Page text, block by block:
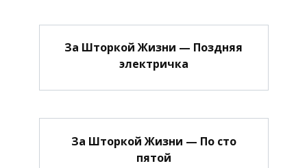
За Шторкой Жизни — Поздняя
электричка
За Шторкой Жизни — По сто
пятой